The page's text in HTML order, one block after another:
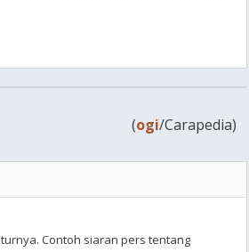
(ogi/Carapedia)
Contoh siaran pers tentang